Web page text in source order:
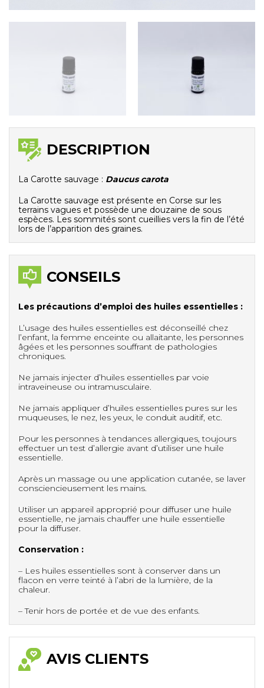
DESCRIPTION
La Carotte sauvage : Daucus carota
La Carotte sauvage est présente en Corse sur les
terrains vagues et possède une douzaine de sous
espèces. Les sommités sont cueillies vers la fin de l’été
lors de l’apparition des graines.
CONSEILS
Les précautions d’emploi des huiles essentielles :
L’usage des huiles essentielles est déconseillé chez
l’enfant, la femme enceinte ou allaitante, les personnes
âgées et les personnes souffrant de pathologies
chroniques.
Ne jamais injecter d’huiles essentielles par voie
intraveineuse ou intramusculaire.
Ne jamais appliquer d’huiles essentielles pures sur les
muqueuses, le nez, les yeux, le conduit auditif, etc.
Pour les personnes à tendances allergiques, toujours
effectuer un test d’allergie avant d’utiliser une huile
essentielle.
Après un massage ou une application cutanée, se laver
consciencieusement les mains.
Utiliser un appareil approprié pour diffuser une huile
essentielle, ne jamais chauffer une huile essentielle
pour la diffuser.
Conservation :
– Les huiles essentielles sont à conserver dans un
flacon en verre teinté à l’abri de la lumière, de la
chaleur.
– Tenir hors de portée et de vue des enfants.
AVIS CLIENTS